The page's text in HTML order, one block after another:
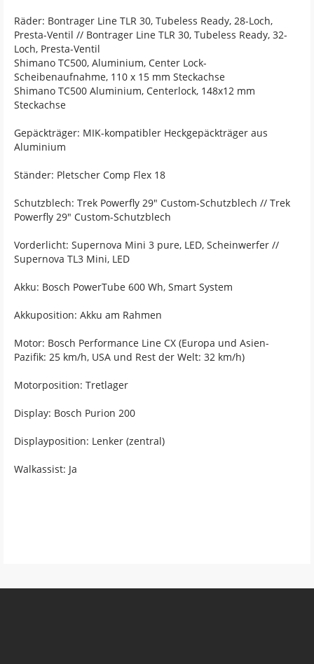
Räder: Bontrager Line TLR 30, Tubeless Ready, 28-Loch,
Presta-Ventil // Bontrager Line TLR 30, Tubeless Ready, 32-
Loch, Presta-Ventil
Shimano TC500, Aluminium, Center Lock-
Scheibenaufnahme, 110 x 15 mm Steckachse
Shimano TC500 Aluminium, Centerlock, 148x12 mm
Steckachse
Gepäckträger: MIK-kompatibler Heckgepäckträger aus
Aluminium
Ständer: Pletscher Comp Flex 18
Schutzblech: Trek Powerfly 29" Custom-Schutzblech // Trek
Powerfly 29" Custom-Schutzblech
Vorderlicht: Supernova Mini 3 pure, LED, Scheinwerfer //
Supernova TL3 Mini, LED
Akku: Bosch PowerTube 600 Wh, Smart System
Akkuposition: Akku am Rahmen
Motor: Bosch Performance Line CX (Europa und Asien-
Pazifik: 25 km/h, USA und Rest der Welt: 32 km/h)
Motorposition: Tretlager
Display: Bosch Purion 200
Displayposition: Lenker (zentral)
Walkassist: Ja